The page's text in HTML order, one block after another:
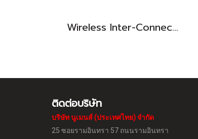
Wireless Inter-Connect Smoke and Heat Alarm
ติดต่อบริษัท
บริษัท นูเมนส์ (ประเทศไทย) จำกัด
25 ซอยรามอินทรา 57 ถนนรามอินทรา